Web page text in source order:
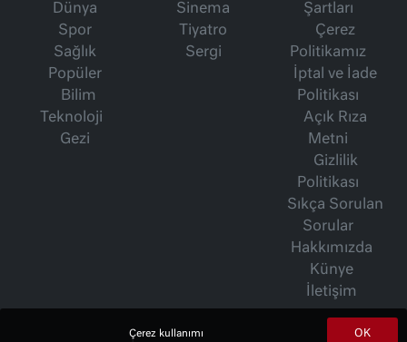
Dünya
Spor
Sağlık
Popüler
Bilim
Teknoloji
Gezi
Sinema
Tiyatro
Sergi
Şartları
Çerez
Politikamız
İptal ve İade
Politikası
Açık Rıza
Metni
Gizlilik
Politikası
Sıkça Sorulan
Sorular
Hakkımızda
Künye
İletişim
OK
Çerez kullanımı